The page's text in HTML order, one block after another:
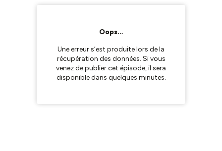
Oops…
Une erreur s’est produite lors de la
récupération des données. Si vous
venez de publier cet épisode, il sera
disponible dans quelques minutes.